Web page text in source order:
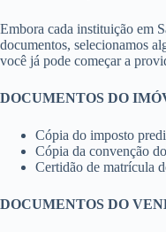
Embora cada instituição em
documentos, selecionamos
você já pode começar a
DOCUMENTOS DO
Cópia do imposto
Cópia da convenção
Certidão de matrícula
DOCUMENTOS DO